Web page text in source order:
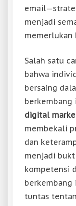
menjadi
memerlukan
Salah satu
bahwa
bersaing
digital
membekali
dan
menjadi
kompetensi
berkembang
tuntas